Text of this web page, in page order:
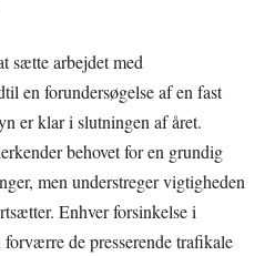
sætte arbejdet med
en forundersøgelse af en fast
er klar i slutningen af året.
behovet for en grundig
men understreger vigtigheden
Enhver forsinkelse i
de presserende trafikale